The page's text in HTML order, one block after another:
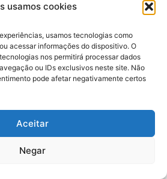
usamos cookies
usamos tecnologias como
acessar informações do dispositivo. O
nos permitirá processar dados
ou IDs exclusivos neste site. Não
pode afetar negativamente certos
Aceitar
Negar
com NIS
Bolsa Família